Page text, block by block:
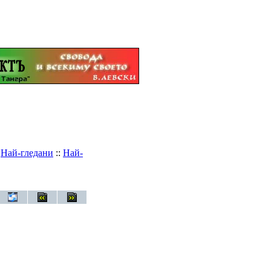
Най-гледани :: Най-